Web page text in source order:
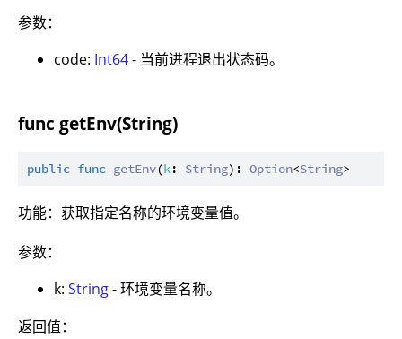
参数：
code: Int64- 当前进程退出状态码。
func getEnv(String)
public func getEnv(k: String): Option<String
功能：获取指定名称的环境变量值。
参数：
k: String- 环境变量名称。
返回值：